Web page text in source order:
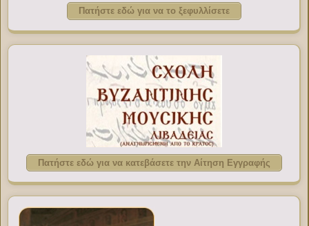
Πατήστε εδώ για να το ξεφυλλίσετε
Πατήστε εδώ για να κατεβάσετε την Αίτηση Εγγραφής